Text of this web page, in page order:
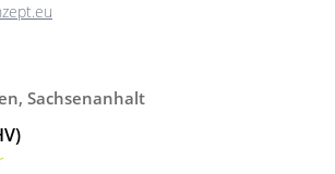
Sachsenanhalt